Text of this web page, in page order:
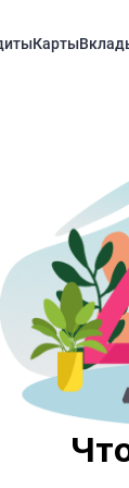
Карты